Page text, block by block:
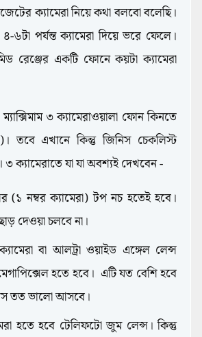
ক্যামেরা নিয়ে কথা বলবো বলেছি।
পর্যন্ত ক্যামেরা দিয়ে ভরে ফেলে।
রেঞ্জের একটি ফোনে কয়টা ক্যামেরা
৩ ক্যামেরাওয়ালা ফোন কিনতে
তবে এখানে কিন্তু জিনিস চেকলিস্ট
ক্যামেরাতে যা যা অবশ্যই দেখবেন -
(১ নম্বর ক্যামেরা) টপ নচ হতেই হবে।
দেওয়া চলবে না।
বা আলট্রা ওয়াইড এঙ্গেল লেন্স
হতে হবে। এটি যত বেশি হবে
তত ভালো আসবে।
হতে হবে টেলিফটো জুম লেন্স। কিন্তু